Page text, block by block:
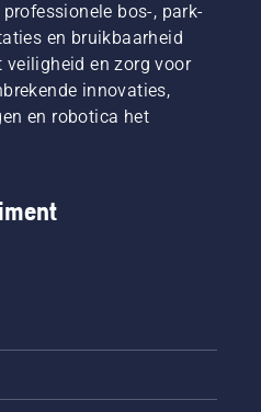
bos-, park-
en bruikbaarheid
en zorg voor
innovaties,
en robotica het